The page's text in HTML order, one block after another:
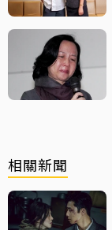
相關新聞